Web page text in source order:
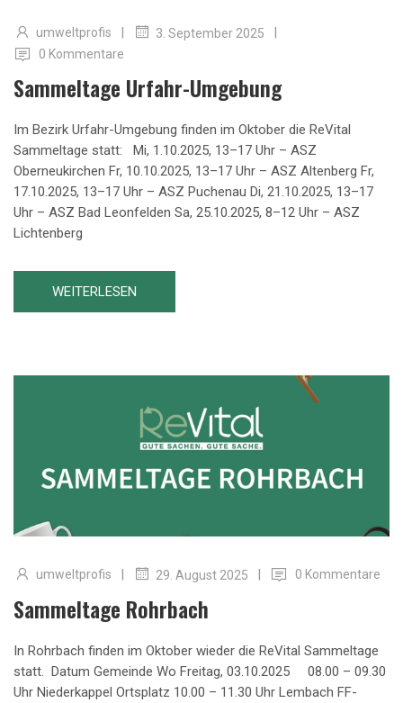
umweltprofis 3. September 2025
0 Kommentare
Sammeltage Urfahr-Umgebung
Im Bezirk Urfahr-Umgebung finden im Oktober die ReVital
Sammeltage statt: Mi, 1.10.2025, 13–17 Uhr – ASZ
Oberneukirchen Fr, 10.10.2025, 13–17 Uhr – ASZ Altenberg Fr,
17.10.2025, 13–17 Uhr – ASZ Puchenau Di, 21.10.2025, 13–17
Uhr – ASZ Bad Leonfelden Sa, 25.10.2025, 8–12 Uhr – ASZ
Lichtenberg
WEITERLESEN
umweltprofis | 29. August 2025 | 0 Kommentare
Sammeltage Rohrbach
In Rohrbach finden im Oktober wieder die ReVital Sammeltage
statt. Datum Gemeinde Wo Freitag, 03.10.2025 08.00 – 09.30
Uhr Niederkappel Ortsplatz 10.00 – 11.30 Uhr Lembach FF-